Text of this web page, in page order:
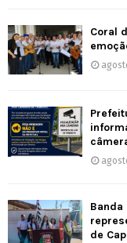
Coral
de